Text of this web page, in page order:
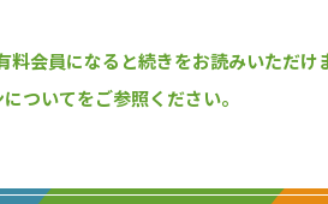
、従来からの施策・事業に加えて、エリ
、野洲市にある「森林のわくわく学習館
料会員になると続きをお読みいただけ
ついてをご参照ください。